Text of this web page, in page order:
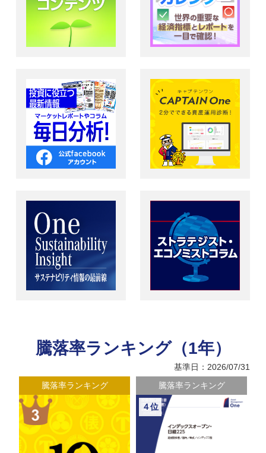
騰落率ランキング（1年）
基準日：2026/07/31
騰落率ランキング
騰落率ランキング
４位